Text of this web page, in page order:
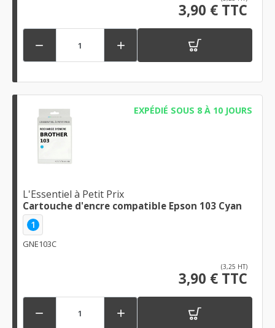
3,90 € TTC
 
EXPÉDIÉ SOUS 8 À 10 JOURS
L'Essentiel à Petit Prix
Cartouche d'encre compatible Epson 103 Cyan
1
GNE103C
(3,25 HT)
3,90 € TTC
 